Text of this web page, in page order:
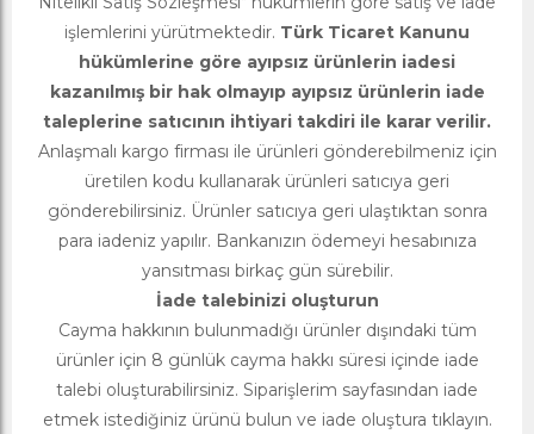
işlemlerini yürütmektedir. Türk Ticaret Kanunu
hükümlerine göre ayıpsız ürünlerin iadesi
kazanılmış bir hak olmayıp ayıpsız ürünlerin iade
taleplerine satıcının ihtiyari takdiri ile karar verilir.
Anlaşmalı kargo firması ile ürünleri gönderebilmeniz için
üretilen kodu kullanarak ürünleri satıcıya geri
gönderebilirsiniz. Ürünler satıcıya geri ulaştıktan sonra
para iadeniz yapılır. Bankanızın ödemeyi hesabınıza
yansıtması birkaç gün sürebilir.
İade talebinizi oluşturun
Cayma hakkının bulunmadığı ürünler dışındaki tüm
ürünler için 8 günlük cayma hakkı süresi içinde iade
talebi oluşturabilirsiniz. Siparişlerim sayfasından iade
etmek istediğiniz ürünü bulun ve iade oluştura tıklayın.